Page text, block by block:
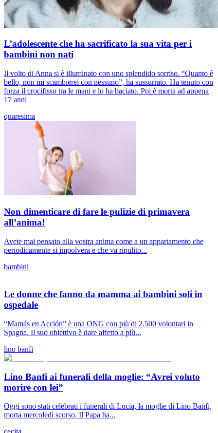
L’adolescente che ha sacrificato la sua vita per i
bambini non nati
Il volto di Anna si è illuminato con uno splendido sorriso. “Quanto è
bello, non mi scambierei con nessuno”, ha sussurrato. Ha tenuto con
forza il crocifisso tra le mani e lo ha baciato. Poi è morta ad appena
17 anni
quaresima
Non dimenticare di fare le pulizie di primavera
all’anima!
Avete mai pensato alla vostra anima come a un appartamento che
periodicamente si impolvera e che va ripulito...
bambini
Le donne che fanno da mamma ai bambini soli in
ospedale
“Mamás en Acción” è una ONG con più di 2.500 volontari in
Spagna. Il suo obiettivo è dare affetto a più...
lino banfi
Lino Banfi ai funerali della moglie: “Avrei voluto
morire con lei”
Oggi sono stati celebrati i funerali di Lucia, la moglie di Lino Banfi,
morta mercoledì scorso. Il Papa ha...